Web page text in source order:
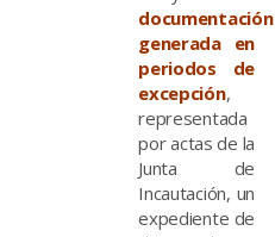
documentación
generada en
periodos de
excepción,
representada
por actas de la
Junta de
Incautación, un
expediente de